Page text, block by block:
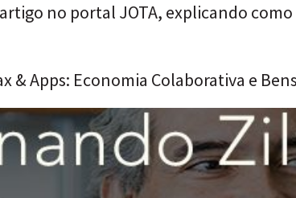
no portal JOTA, explicando
Apps: Economia Colaborativa e